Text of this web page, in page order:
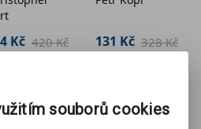
oblíbený autor známý
originální dívčí
Kč 420 Kč 131 Kč 328 Kč
souborů cookies